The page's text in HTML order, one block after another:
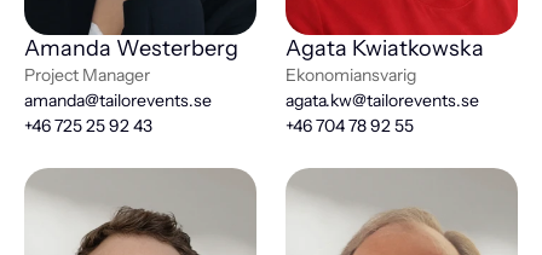
Amanda Westerberg
Project Manager
amanda@tailorevents.se
+46 725 25 92 43
Agata Kwiatkowska
Ekonomiansvarig
agata.kw@tailorevents.se
+46 704 78 92 55